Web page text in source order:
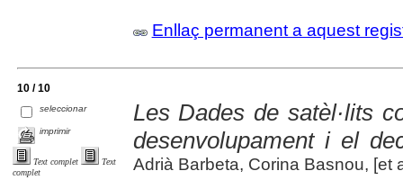
Enllaç permanent a aquest
10 / 10
seleccionar
imprimir
Text complet
Text
complet
Les Dades de satèl·lits
desenvolupament i el
Adrià Barbeta, Corina Basnou, [et